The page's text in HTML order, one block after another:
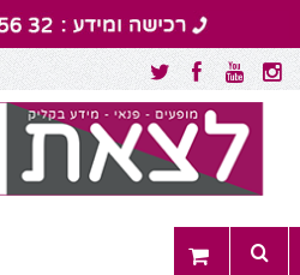
Menu